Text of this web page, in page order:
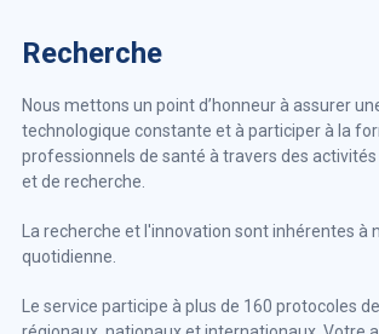
Recherche
Nous mettons un point d’honneur à assurer
technologique constante et à participer à la
professionnels de santé à travers des
et de recherche.
La recherche et l'innovation sont inhérentes à
quotidienne.
Le service participe à plus de 160 protocoles